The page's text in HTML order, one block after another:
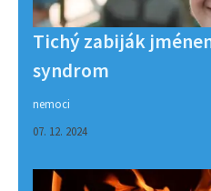
Tichý zabiják
syndrom
nemoci
07. 12. 2024